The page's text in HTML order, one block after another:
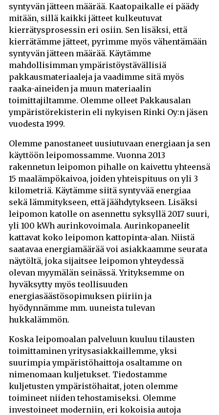
syntyvän jätteen määrää. Kaatopaikalle ei päädy
mitään, sillä kaikki jätteet kulkeutuvat
kierrätysprosessin eri osiin. Sen lisäksi, että
kierrätämme jätteet, pyrimme myös vähentämään
syntyvän jätteen määrää. Käytämme
mahdollisimman ympäristöystävällisiä
pakkausmateriaaleja ja vaadimme sitä myös
raaka-aineiden ja muun materiaalin
toimittajiltamme. Olemme olleet Pakkausalan
ympäristörekisterin eli nykyisen Rinki Oy:n jäsen
vuodesta 1999.
Olemme panostaneet uusiutuvaan energiaan ja sen
käyttöön leipomossamme. Vuonna 2013
rakennetun leipomon pihalle on kaivettu yhteensä
15 maalämpökaivoa, joiden yhteispituus on yli 3
kilometriä. Käytämme siitä syntyvää energiaa
sekä lämmitykseen, että jäähdytykseen. Lisäksi
leipomon katolle on asennettu syksyllä 2017 suuri,
yli 100 kWh aurinkovoimala. Aurinkopaneelit
kattavat koko leipomon kattopinta-alan. Niistä
saatavaa energiamäärää voi asiakkaamme seurata
näytöltä, joka sijaitsee leipomon yhteydessä
olevan myymälän seinässä. Yrityksemme on
hyväksytty myös teollisuuden
energiasäästösopimuksen piiriin ja
hyödynnämme mm. uuneista tulevan
hukkalämmön.
Koska leipomoalan palveluun kuuluu tilausten
toimittaminen yritysasiakkaillemme, yksi
suurimpia ympäristöhaittoja osaltamme on
nimenomaan kuljetukset. Tiedostamme
kuljetusten ympäristöhaitat, joten olemme
toimineet niiden tehostamiseksi. Olemme
investoineet moderniin, eri kokoisia autoja